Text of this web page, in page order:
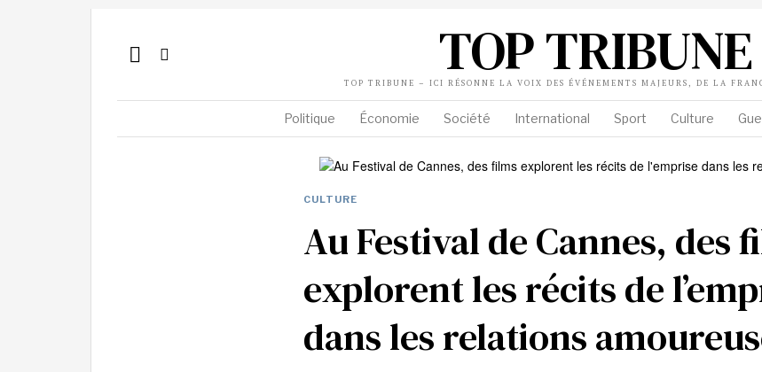
TOP TRIBUNE
TOP TRIBUNE – ICI RÉSONNE LA VOIX DES ÉVÉNEMENTS MAJEURS, DE LA
Politique Économie Société International Sport Culture
CULTURE
Au Festival de Cannes, des
explorent les récits de
dans les relations